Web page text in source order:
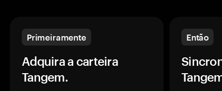
Primeiramente
Adquira a carteira
Tangem.
Então